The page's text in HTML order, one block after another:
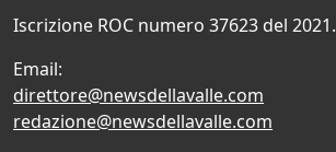
Iscrizione ROC numero 37623 del 2021.
Email:
direttore@newsdellavalle.com
redazione@newsdellavalle.com